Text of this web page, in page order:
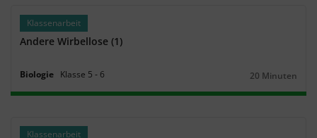
Klassenarbeit
Andere Wirbellose (1)
Biologie Klasse 5 ‐ 6
Dauer:
20 Minuten
Klassenarbeit